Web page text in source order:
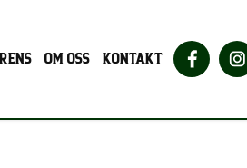
OM OSS KONTAKT